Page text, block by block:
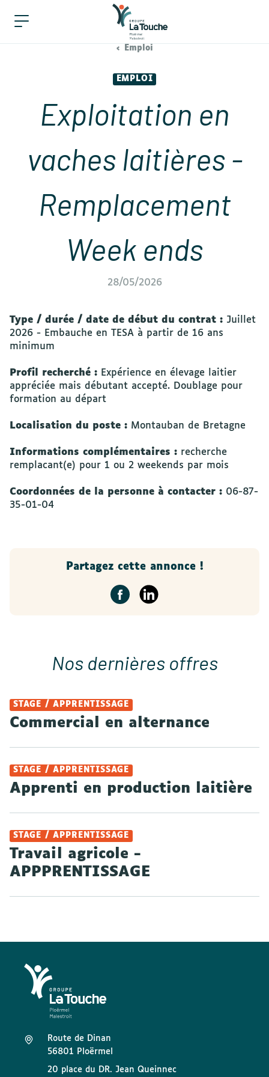
Emploi
EMPLOI
Exploitation en
vaches laitières -
Remplacement
Week ends
28/05/2026
Type / durée / date de début du contrat : Juillet
2026 - Embauche en TESA à partir de 16 ans
minimum
Profil recherché : Expérience en élevage laitier
appréciée mais débutant accepté. Doublage pour
formation au départ
Localisation du poste : Montauban de Bretagne
Informations complémentaires : recherche
remplacant(e) pour 1 ou 2 weekends par mois
Coordonnées de la personne à contacter : 06-87-
35-01-04
Partagez cette annonce !
Nos dernières offres
STAGE / APPRENTISSAGE
Commercial en alternance
STAGE / APPRENTISSAGE
Apprenti en production laitière
STAGE / APPRENTISSAGE
Travail agricole -
APPPRENTISSAGE
Route de Dinan
56801 Ploërmel
20 place du DR. Jean Queinnec